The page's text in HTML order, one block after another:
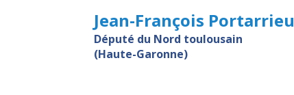
Jean-François Portarrieu
Député du Nord toulousain
(Haute-Garonne)